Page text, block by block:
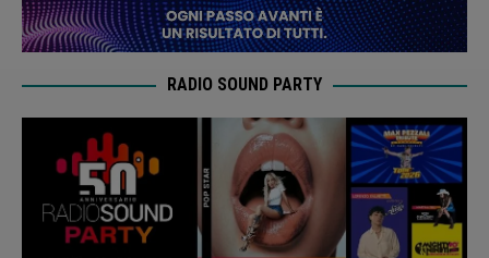
RADIO SOUND PARTY